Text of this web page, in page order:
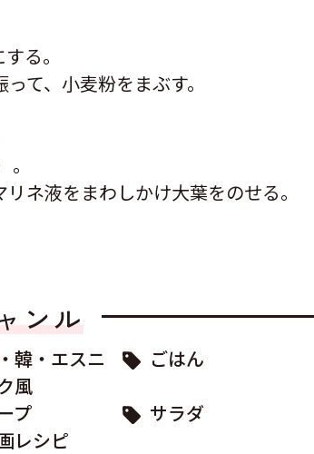
る。
て、小麦粉をまぶす。
ネ液をまわしかけ大葉をのせる。
ンル
韓・エスニ
風
ごはん
プ
サラダ
レシピ